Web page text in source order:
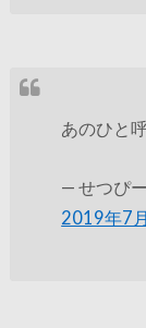
あのひと
— せつぴ
2019年7